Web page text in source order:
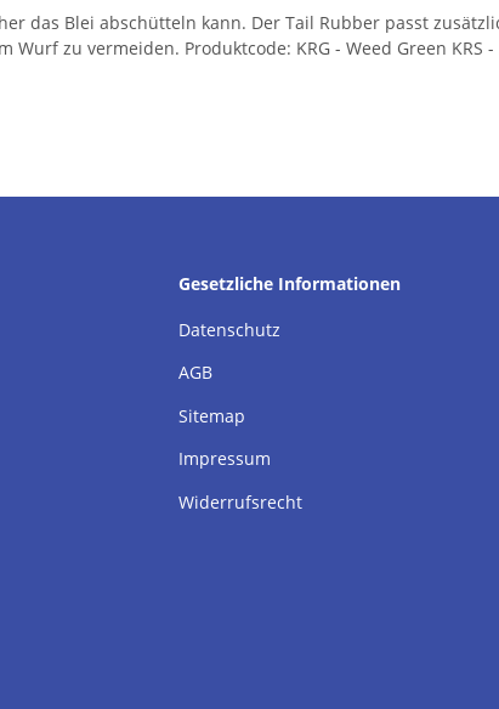
das Blei abschütteln kann. Der Tail Rubber passt
zu vermeiden. Produktcode: KRG - Weed Green KRS -
Gesetzliche Informationen
Datenschutz
AGB
Sitemap
Impressum
Widerrufsrecht